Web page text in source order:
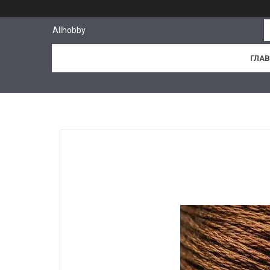
Allhobby